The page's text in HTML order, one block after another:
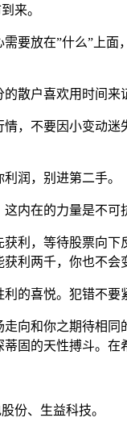
来。
放在”什么”上
户喜欢用时间来
，不要因小变动
润，别进第二手。
在的力量是不可
利，等待股票向
利两千，你也不会
的喜悦。犯错不要
向和你之期待相
固的天性搏斗。在
份、生益科技。